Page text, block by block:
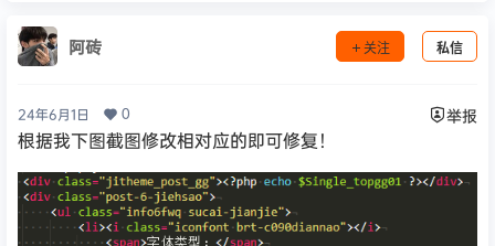
阿砖 关注 私信
24年6月1日 0 举报
根据我下图截图修改相对应的即可修复！